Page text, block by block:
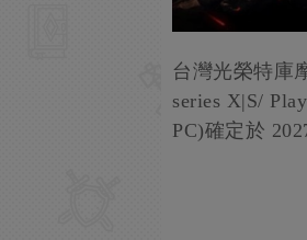
台灣光榮特庫
series X|S/
PC)確定於